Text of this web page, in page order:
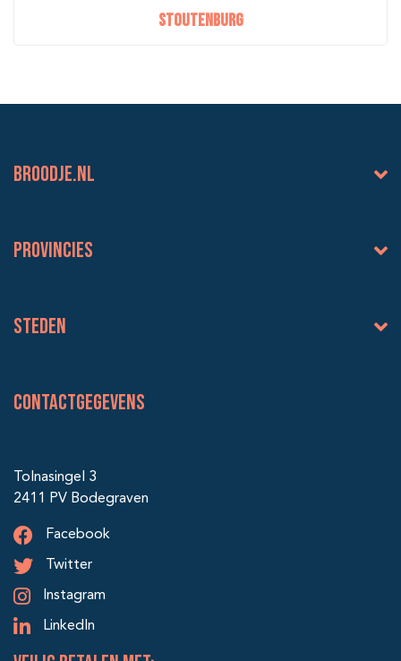
Stoutenburg
BROODJE.NL
Provincies
Steden
Contactgegevens
Tolnasingel 3
2411 PV Bodegraven
Facebook
Twitter
Instagram
LinkedIn